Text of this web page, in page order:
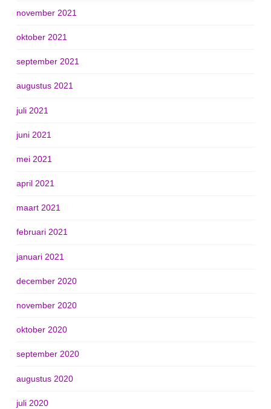
november 2021
oktober 2021
september 2021
augustus 2021
juli 2021
juni 2021
mei 2021
april 2021
maart 2021
februari 2021
januari 2021
december 2020
november 2020
oktober 2020
september 2020
augustus 2020
juli 2020